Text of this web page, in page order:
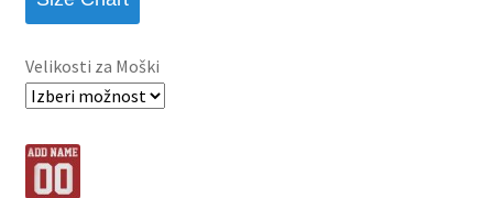
Velikosti za Moški